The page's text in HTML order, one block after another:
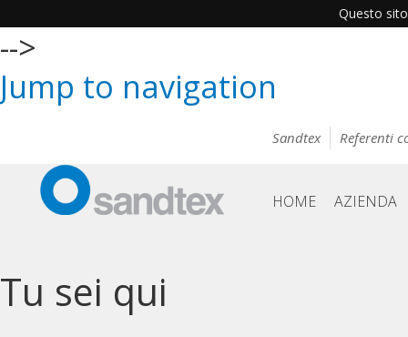
Questo
-->
Jump to navigation
Sandtex Referenti
HOME AZIENDA
Tu sei qui